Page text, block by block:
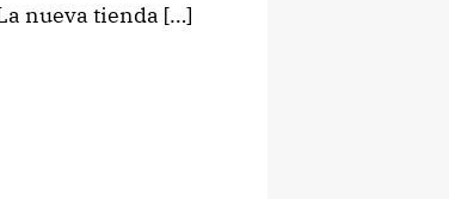
nueva tienda […]